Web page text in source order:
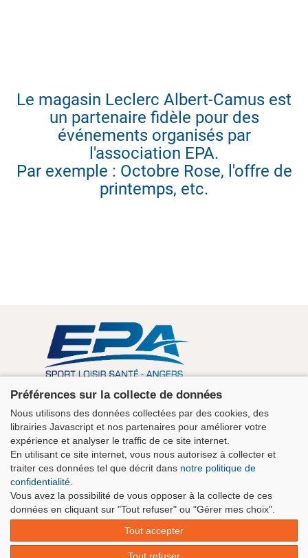
Le magasin Leclerc Albert-Camus est
un partenaire fidèle pour des
événements organisés par
l'association EPA.
Par exemple : Octobre Rose, l'offre de
printemps, etc.
+33 2 41 43 06 63
contact@clubepa.fr
Préférences sur la collecte de données
Nous utilisons des données collectées par des cookies, des
librairies Javascript et nos partenaires pour améliorer votre
expérience et analyser le traffic de ce site internet.
En utilisant ce site internet, vous nous autorisez à collecter et
traiter ces données tel que décrit dans notre politique de
confidentialité
Vous avez la possibilité de vous opposer à la collecte de ces
données en cliquant sur "Tout refuser" ou "Gérer mes choix".
Tout accepter